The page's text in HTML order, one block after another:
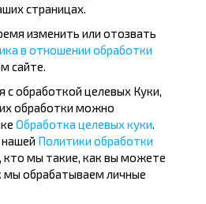
Минск - Барановичи
Гомель - Минск
Брест - Тересполь
Брест - Беловежская Пуща
страницах.
изменить или отозвать
в отношении обработки
сайте.
с обработкой целевых Куки,
обработки можно
Обработка целевых куки.
Политики обработки
, кто мы такие, как вы можете
мы обрабатываем личные